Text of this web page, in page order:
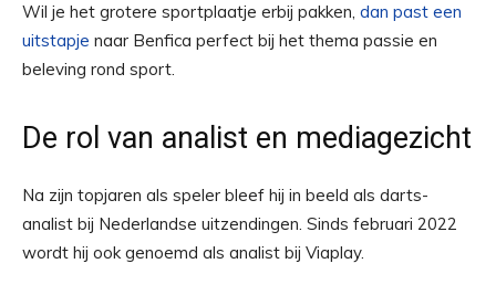
Wil je het grotere sportplaatje erbij pakken, dan past een
uitstapje naar Benfica perfect bij het thema passie en
beleving rond sport.
De rol van analist en mediagezicht
Na zijn topjaren als speler bleef hij in beeld als darts-
analist bij Nederlandse uitzendingen. Sinds februari 2022
wordt hij ook genoemd als analist bij Viaplay.